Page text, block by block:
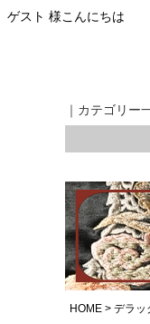
ゲスト 様こんにちは
｜カテゴリー
HOME デラッ